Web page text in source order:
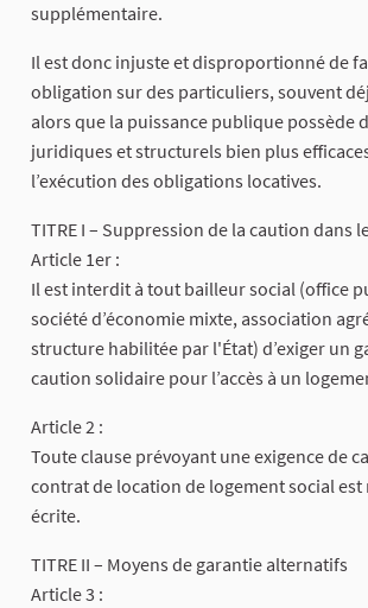
supplémentaire.
Il est donc injuste et disproportionné de
obligation sur des particuliers, souvent
alors que la puissance publique possède
juridiques et structurels bien plus
l’exécution des obligations locatives.
TITRE I – Suppression de la caution dans
Article 1er :
Il est interdit à tout bailleur social (office
société d’économie mixte, association
structure habilitée par l'État) d’exiger un
caution solidaire pour l’accès à un
Article 2 :
Toute clause prévoyant une exigence de
contrat de location de logement social
écrite.
TITRE II – Moyens de garantie alternatifs
Article 3 :